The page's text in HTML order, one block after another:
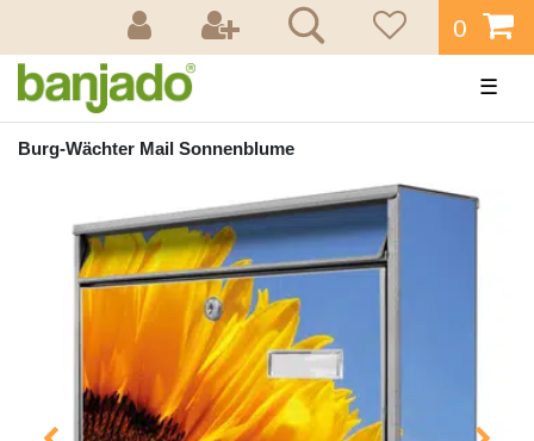
0
☰
Burg-Wächter Mail Sonnenblume